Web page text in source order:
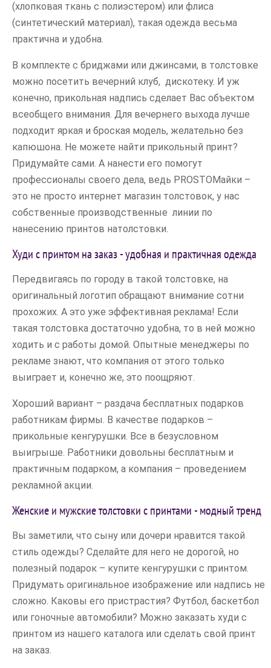
(хлопковая ткань с полиэстером) или флиса
(синтетический материал), такая одежда весьма
практична и удобна.
В комплекте с бриджами или джинсами, в толстовке
можно посетить вечерний клуб, дискотеку. И уж
конечно, прикольная надпись сделает Вас объектом
всеобщего внимания. Для вечернего выхода лучше
подходит яркая и броская модель, желательно без
капюшона. Не можете найти прикольный принт?
Придумайте сами. А нанести его помогут
профессионалы своего дела, ведь PROSTOМайки –
это не просто интернет магазин толстовок, у нас
собственные производственные линии по
нанесению принтов натолстовки.
Худи с принтом на заказ - удобная и практичная одежда
Передвигаясь по городу в такой толстовке, на
оригинальный логотип обращают внимание сотни
прохожих. А это уже эффективная реклама! Если
такая толстовка достаточно удобна, то в ней можно
ходить и с работы домой. Опытные менеджеры по
рекламе знают, что компания от этого только
выиграет и, конечно же, это поощряют.
Хороший вариант – раздача бесплатных подарков
работникам фирмы. В качестве подарков –
прикольные кенгурушки. Все в безусловном
выигрыше. Работники довольны бесплатным и
практичным подарком, а компания – проведением
рекламной акции.
Женские и мужские толстовки с принтами - модный тренд
Вы заметили, что сыну или дочери нравится такой
стиль одежды? Сделайте для него не дорогой, но
полезный подарок – купите кенгурушки с принтом.
Придумать оригинальное изображение или надпись не
сложно. Каковы его пристрастия? Футбол, баскетбол
или гоночные автомобили? Можно заказать худи с
принтом из нашего каталога или сделать свой принт
на заказ.